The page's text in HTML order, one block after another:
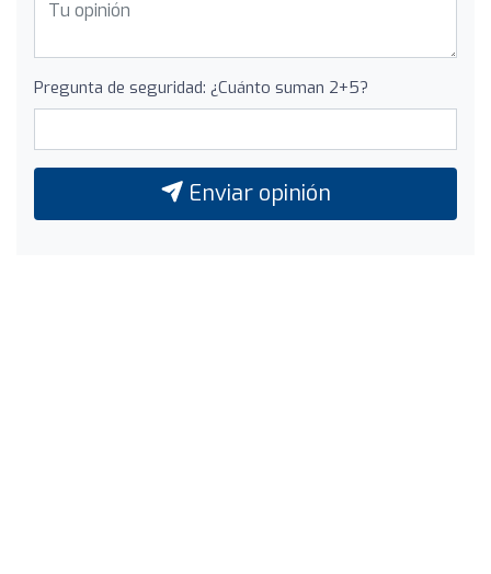
Pregunta de seguridad: ¿Cuánto suman 2+5?
Enviar opinión